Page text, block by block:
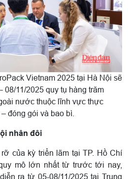
Vietnam 2025 tại Hà Nội sẽ
08/11/2025 quy tụ hàng trăm
nước thuộc lĩnh vực thực
đóng gói và bao bì.
nhân đôi
của kỳ triển lãm tại TP. Hồ Chí
mô lớn nhất từ trước tới nay,
ra từ 05-08/11/2025 tại Trung